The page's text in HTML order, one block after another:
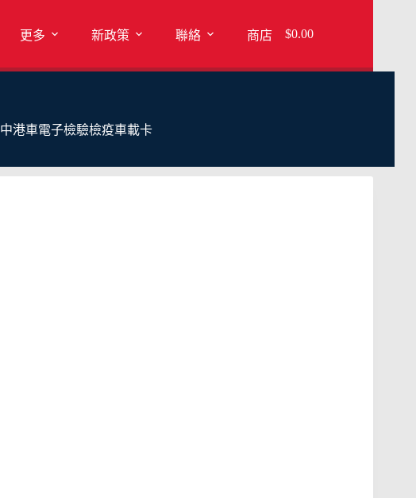
更多 新政策 聯絡 商店 $0.00
中港車電子檢驗檢疫車載卡